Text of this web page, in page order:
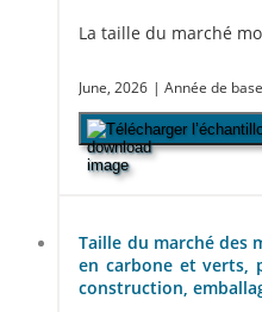
La taille du marché
June, 2026 | Année de
Télécharger
Taille du marché des
en carbone et verts,
construction,